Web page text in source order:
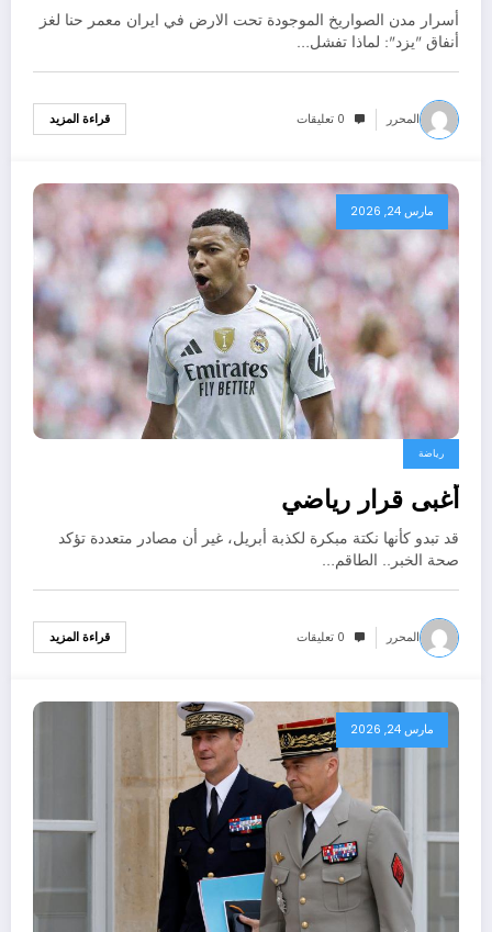
أسرار مدن الصواريخ الموجودة تحت الارض في ايران معمر حنا لغز
أنفاق "يزد": لماذا تفشل…
المحرر 0 تعليقات قراءة المزيد
مارس 24, 2026
رياضة
أغبى قرار رياضي
قد تبدو كأنها نكتة مبكرة لكذبة أبريل، غير أن مصادر متعددة تؤكد
صحة الخبر.. الطاقم…
المحرر 0 تعليقات قراءة المزيد
مارس 24, 2026